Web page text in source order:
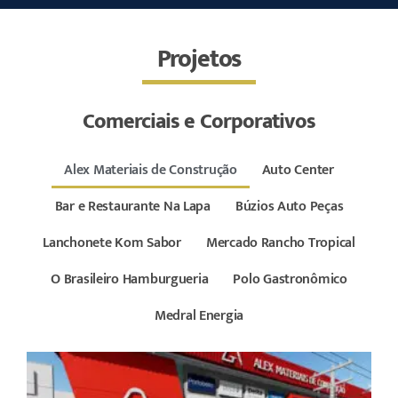
Projetos
Comerciais e Corporativos
Alex Materiais de Construção
Auto Center
Bar e Restaurante Na Lapa
Búzios Auto Peças
Lanchonete Kom Sabor
Mercado Rancho Tropical
O Brasileiro Hamburgueria
Polo Gastronômico
Medral Energia